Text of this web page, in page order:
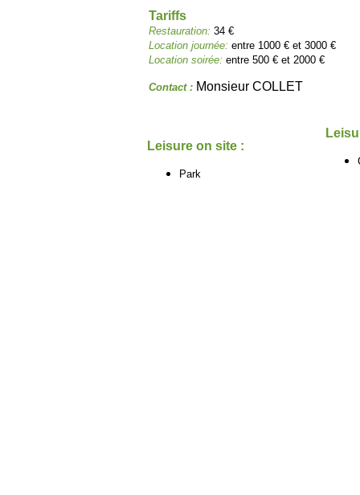
Tariffs
Restauration: 34 €
Location journée: entre 1000 € et 3000 €
Location soirée: entre 500 € et 2000 €
Contact : Monsieur COLLET
Leisure on site :
Park